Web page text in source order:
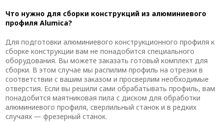
Что нужно для сборки конструкций из алюминиевого
профиля Alumica?
Для подготовки алюминиевого конструкционного профиля к
сборке конструкции вам не понадобится специального
оборудования. Вы можете заказать готовый комплект для
сборки. В этом случае мы распилим профиль на отрезки в
соответствии с вашим заказом и просверлим необходимые
отверстия. Если вы решили сами обрабатывать профиль, вам
понадобится маятниковая пила с диском для обработки
алюминиевого профиля, сверлильный станок и в редких
случаях — фрезерный станок.